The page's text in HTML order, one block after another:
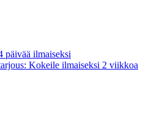
päivää ilmaiseksi
Kokeile ilmaiseksi 2 viikkoa